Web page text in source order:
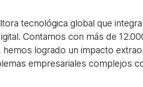
tecnológica global que
Contamos con más de
logrado un impacto
empresariales complejos